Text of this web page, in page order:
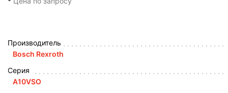
Производитель
Bosch Rexroth
Серия
A10VSO